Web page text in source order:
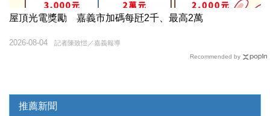
屋頂光電獎勵 嘉義市加碼每瓩2千、最高2萬
記者陳致愷／嘉義報導
2026-08-04
Recommended by
推薦新聞